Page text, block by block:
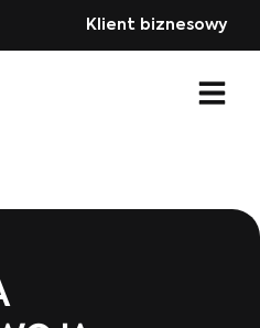
Klient biznesowy